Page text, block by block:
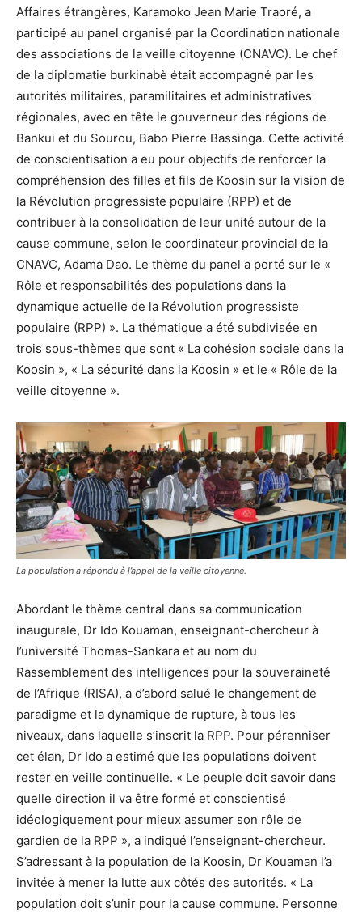
Affaires étrangères, Karamoko Jean Marie Traoré, a
participé au panel organisé par la Coordination nationale
des associations de la veille citoyenne (CNAVC). Le chef
de la diplomatie burkinabè était accompagné par les
autorités militaires, paramilitaires et administratives
régionales, avec en tête le gouverneur des régions de
Bankui et du Sourou, Babo Pierre Bassinga. Cette activité
de conscientisation a eu pour objectifs de renforcer la
compréhension des filles et fils de Koosin sur la vision de
la Révolution progressiste populaire (RPP) et de
contribuer à la consolidation de leur unité autour de la
cause commune, selon le coordinateur provincial de la
CNAVC, Adama Dao. Le thème du panel a porté sur le «
Rôle et responsabilités des populations dans la
dynamique actuelle de la Révolution progressiste
populaire (RPP) ». La thématique a été subdivisée en
trois sous-thèmes que sont « La cohésion sociale dans la
Koosin », « La sécurité dans la Koosin » et le « Rôle de la
veille citoyenne ».
La population a répondu à l’appel de la veille citoyenne.
Abordant le thème central dans sa communication
inaugurale, Dr Ido Kouaman, enseignant-chercheur à
l’université Thomas-Sankara et au nom du
Rassemblement des intelligences pour la souveraineté
de l’Afrique (RISA), a d’abord salué le changement de
paradigme et la dynamique de rupture, à tous les
niveaux, dans laquelle s’inscrit la RPP. Pour pérenniser
cet élan, Dr Ido a estimé que les populations doivent
rester en veille continuelle. « Le peuple doit savoir dans
quelle direction il va être formé et conscientisé
idéologiquement pour mieux assumer son rôle de
gardien de la RPP », a indiqué l’enseignant-chercheur.
S’adressant à la population de la Koosin, Dr Kouaman l’a
invitée à mener la lutte aux côtés des autorités. « La
population doit s’unir pour la cause commune. Personne